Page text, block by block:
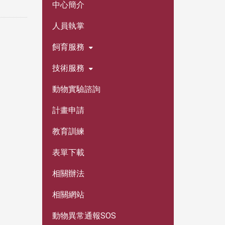
中心簡介
人員執掌
飼育服務
技術服務
動物實驗諮詢
計畫申請
教育訓練
表單下載
相關辦法
相關網站
動物異常通報SOS